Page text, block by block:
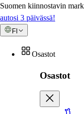
Suomen kiinnostavin
autosi 3 päivässä!
FI
Osastot
Osastot